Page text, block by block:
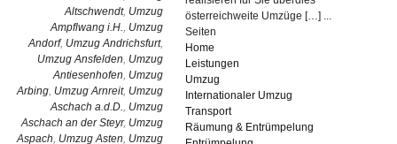
Altschwendt, Umzug
Ampflwang i.H., Umzug
Andorf, Umzug Andrichsfurt,
Umzug Ansfelden, Umzug
Antiesenhofen, Umzug
Arbing, Umzug Arnreit, Umzug
Aschach a.d.D., Umzug
Aschach an der Steyr, Umzug
Aspach, Umzug Asten, Umzug
österreichweite Umzüge […] ...
Seiten
Home
Leistungen
Umzug
Internationaler Umzug
Transport
Räumung & Entrümpelung